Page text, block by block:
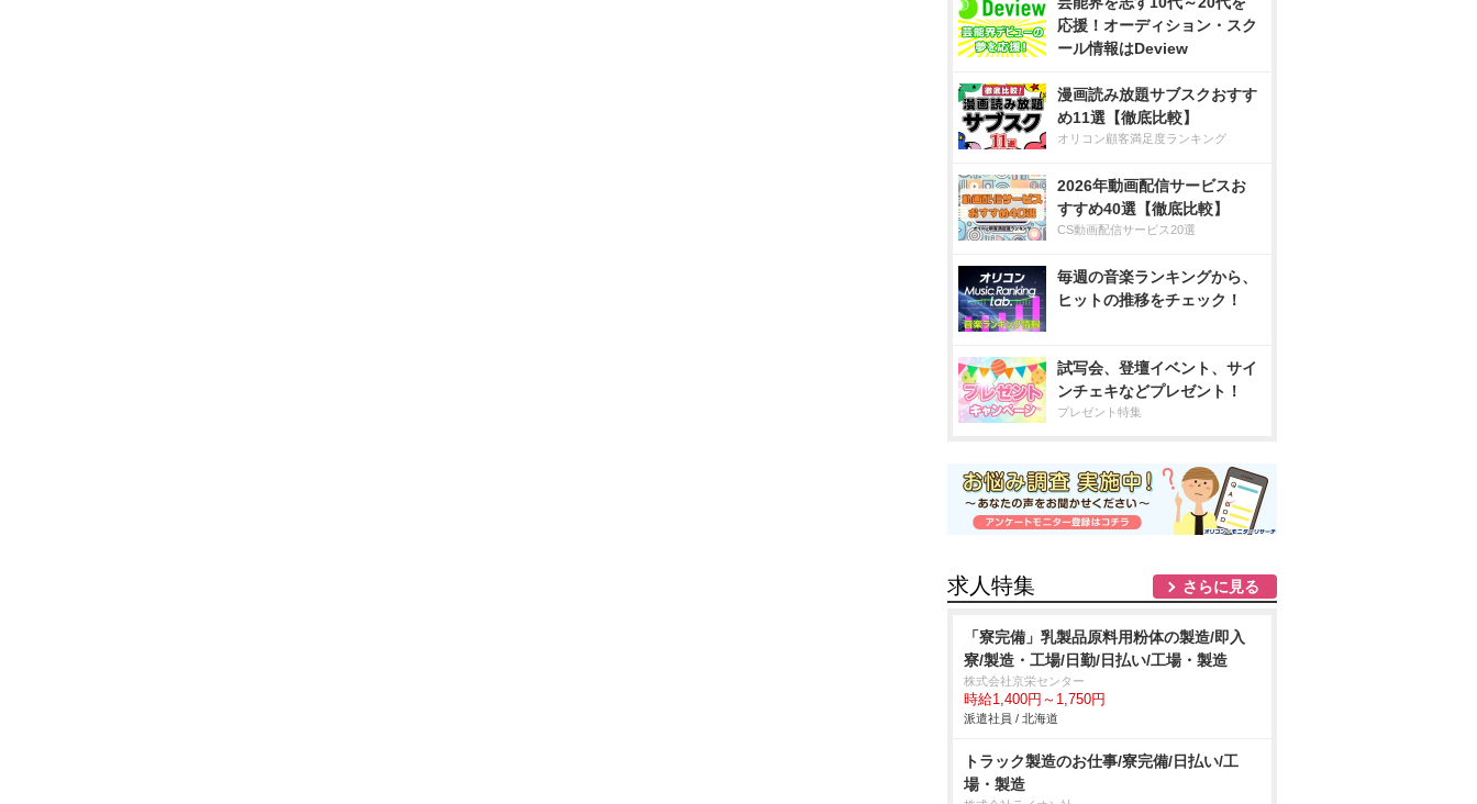
応援！オーディション・スク
ール情報はDeview
漫画読み放題サブスクおすす
め11選【徹底比較】
オリコン顧客満足度ランキング
2026年動画配信サービスお
すすめ40選【徹底比較】
CS動画配信サービス20選
毎週の音楽ランキングから、
ヒットの推移をチェック！
試写会、登壇イベント、サイ
ンチェキなどプレゼント！
プレゼント特集
求人特集 さらに見る
「寮完備」乳製品原料用粉体の製造/即入
寮/製造・工場/日勤/日払い/工場・製造
株式会社京栄センター
時給1,400円～1,750円
派遣社員 / 北海道
トラック製造のお仕事/寮完備/日払い/工
場・製造